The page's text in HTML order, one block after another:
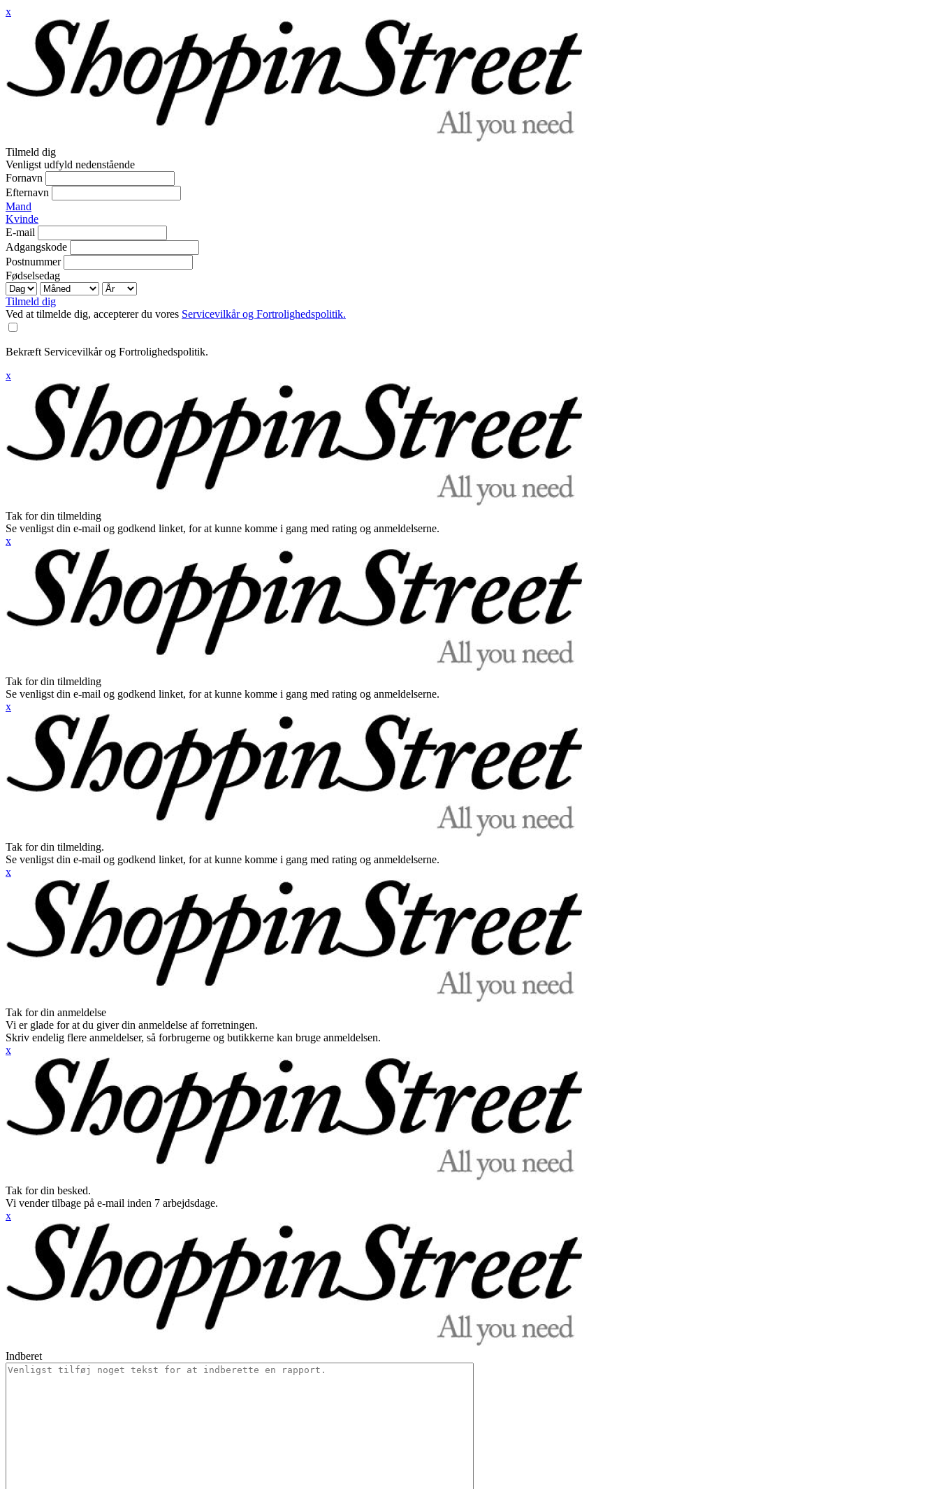
x
Tilmeld dig
Venligst udfyld nedenstående
Fornavn
Efternavn
Mand
Kvinde
E-mail
Adgangskode
Postnummer
Fødselsedag
Tilmeld dig
Ved at tilmelde dig, accepterer du vores Servicevilkår og Fortrolighedspolitik.
Bekræft Servicevilkår og Fortrolighedspolitik.
x
Tak for din tilmelding
Se venligst din e-mail og godkend linket, for at kunne komme i gang med rating og anmeldelserne.
x
Tak for din tilmelding
Se venligst din e-mail og godkend linket, for at kunne komme i gang med rating og anmeldelserne.
x
Tak for din tilmelding.
Se venligst din e-mail og godkend linket, for at kunne komme i gang med rating og anmeldelserne.
x
Tak for din anmeldelse
Vi er glade for at du giver din anmeldelse af forretningen.
Skriv endelig flere anmeldelser, så forbrugerne og butikkerne kan bruge anmeldelsen.
x
Tak for din besked.
Vi vender tilbage på e-mail inden 7 arbejdsdage.
x
Indberet